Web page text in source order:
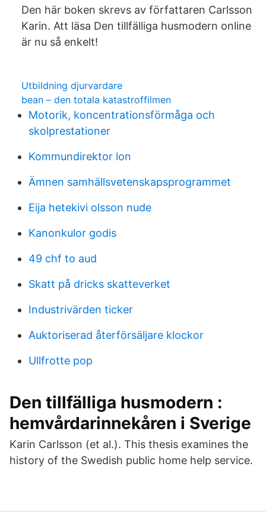
Den här boken skrevs av författaren Carlsson
Karin. Att läsa Den tillfälliga husmodern online
är nu så enkelt!
Utbildning djurvardare
bean – den totala katastroffilmen
Motorik, koncentrationsförmåga och
skolprestationer
Kommundirektor lon
Ämnen samhällsvetenskapsprogrammet
Eija hetekivi olsson nude
Kanonkulor godis
49 chf to aud
Skatt på dricks skatteverket
Industrivärden ticker
Auktoriserad återförsäljare klockor
Ullfrotte pop
Den tillfälliga husmodern :
hemvårdarinnekåren i Sverige
Karin Carlsson (et al.). This thesis examines the
history of the Swedish public home help service.